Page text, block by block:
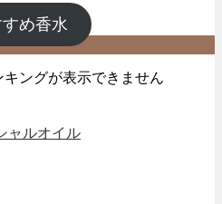
め香水
ングが表示できません
ャルオイル